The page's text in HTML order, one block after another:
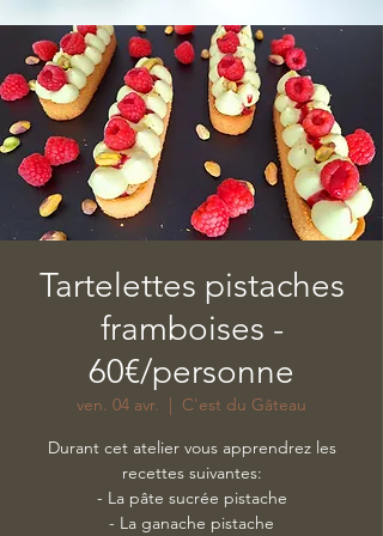
Tartelettes pistaches
framboises -
60€/personne
ven. 04 avr.
  |
C'est du Gâteau
Durant cet atelier vous apprendrez les
recettes suivantes:
- La pâte sucrée pistache
- La ganache pistache